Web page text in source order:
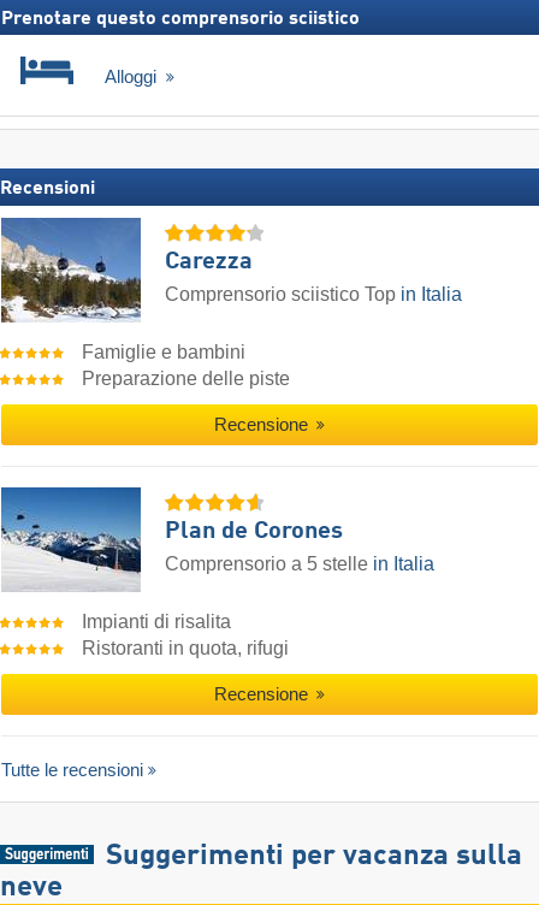
Prenotare questo comprensorio sciistico
Alloggi
Recensioni
Carezza
Comprensorio sciistico Top in Italia
Famiglie e bambini
Preparazione delle piste
Recensione
Plan de Corones
Comprensorio a 5 stelle in Italia
Impianti di risalita
Ristoranti in quota, rifugi
Recensione
Tutte le recensioni
Suggerimenti per vacanza sulla
neve